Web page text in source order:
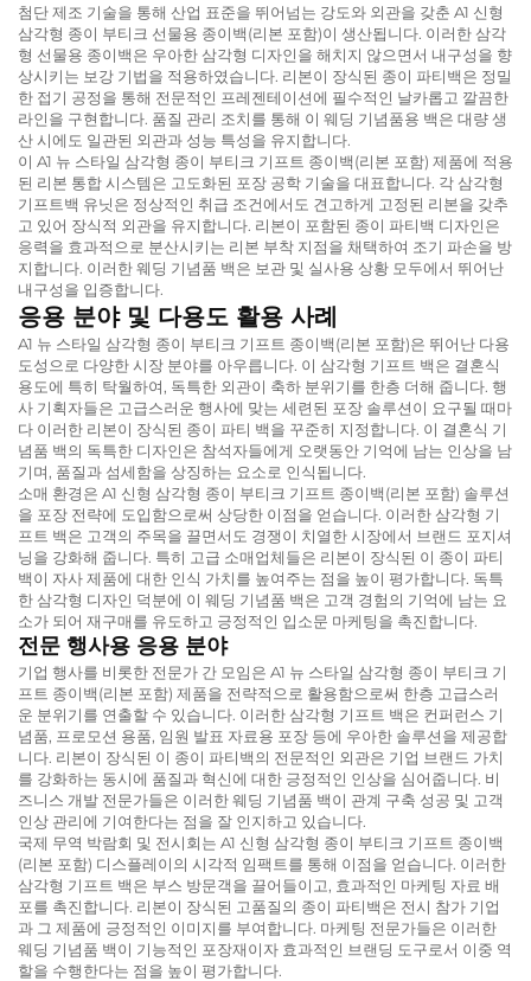
첨단 제조 기술을 통해 산업 표준을 뛰어넘는 강도와 외관을 갖춘 A1 신형
삼각형 종이 부티크 선물용 종이백(리본 포함)이 생산됩니다. 이러한 삼각
형 선물용 종이백은 우아한 삼각형 디자인을 해치지 않으면서 내구성을 향
상시키는 보강 기법을 적용하였습니다. 리본이 장식된 종이 파티백은 정밀
한 접기 공정을 통해 전문적인 프레젠테이션에 필수적인 날카롭고 깔끔한
라인을 구현합니다. 품질 관리 조치를 통해 이 웨딩 기념품용 백은 대량 생
산 시에도 일관된 외관과 성능 특성을 유지합니다.
이 A1 뉴 스타일 삼각형 종이 부티크 기프트 종이백(리본 포함) 제품에 적용
된 리본 통합 시스템은 고도화된 포장 공학 기술을 대표합니다. 각 삼각형
기프트백 유닛은 정상적인 취급 조건에서도 견고하게 고정된 리본을 갖추
고 있어 장식적 외관을 유지합니다. 리본이 포함된 종이 파티백 디자인은
응력을 효과적으로 분산시키는 리본 부착 지점을 채택하여 조기 파손을 방
지합니다. 이러한 웨딩 기념품 백은 보관 및 실사용 상황 모두에서 뛰어난
내구성을 입증합니다.
응용 분야 및 다용도 활용 사례
A1 뉴 스타일 삼각형 종이 부티크 기프트 종이백(리본 포함)은 뛰어난 다용
도성으로 다양한 시장 분야를 아우릅니다. 이 삼각형 기프트 백은 결혼식
용도에 특히 탁월하여, 독특한 외관이 축하 분위기를 한층 더해 줍니다. 행
사 기획자들은 고급스러운 행사에 맞는 세련된 포장 솔루션이 요구될 때마
다 이러한 리본이 장식된 종이 파티 백을 꾸준히 지정합니다. 이 결혼식 기
념품 백의 독특한 디자인은 참석자들에게 오랫동안 기억에 남는 인상을 남
기며, 품질과 섬세함을 상징하는 요소로 인식됩니다.
소매 환경은 A1 신형 삼각형 종이 부티크 기프트 종이백(리본 포함) 솔루션
을 포장 전략에 도입함으로써 상당한 이점을 얻습니다. 이러한 삼각형 기
프트 백은 고객의 주목을 끌면서도 경쟁이 치열한 시장에서 브랜드 포지셔
닝을 강화해 줍니다. 특히 고급 소매업체들은 리본이 장식된 이 종이 파티
백이 자사 제품에 대한 인식 가치를 높여주는 점을 높이 평가합니다. 독특
한 삼각형 디자인 덕분에 이 웨딩 기념품 백은 고객 경험의 기억에 남는 요
소가 되어 재구매를 유도하고 긍정적인 입소문 마케팅을 촉진합니다.
전문 행사용 응용 분야
기업 행사를 비롯한 전문가 간 모임은 A1 뉴 스타일 삼각형 종이 부티크 기
프트 종이백(리본 포함) 제품을 전략적으로 활용함으로써 한층 고급스러
운 분위기를 연출할 수 있습니다. 이러한 삼각형 기프트 백은 컨퍼런스 기
념품, 프로모션 용품, 임원 발표 자료용 포장 등에 우아한 솔루션을 제공합
니다. 리본이 장식된 이 종이 파티백의 전문적인 외관은 기업 브랜드 가치
를 강화하는 동시에 품질과 혁신에 대한 긍정적인 인상을 심어줍니다. 비
즈니스 개발 전문가들은 이러한 웨딩 기념품 백이 관계 구축 성공 및 고객
인상 관리에 기여한다는 점을 잘 인지하고 있습니다.
국제 무역 박람회 및 전시회는 A1 신형 삼각형 종이 부티크 기프트 종이백
(리본 포함) 디스플레이의 시각적 임팩트를 통해 이점을 얻습니다. 이러한
삼각형 기프트 백은 부스 방문객을 끌어들이고, 효과적인 마케팅 자료 배
포를 촉진합니다. 리본이 장식된 고품질의 종이 파티백은 전시 참가 기업
과 그 제품에 긍정적인 이미지를 부여합니다. 마케팅 전문가들은 이러한
웨딩 기념품 백이 기능적인 포장재이자 효과적인 브랜딩 도구로서 이중 역
할을 수행한다는 점을 높이 평가합니다.